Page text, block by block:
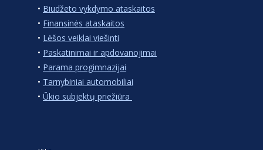
• Biudžeto vykdymo ataskaitos
• Finansinės ataskaitos
• Lėšos veiklai viešinti
• Paskatinimai ir apdovanojimai
• Parama progimnazijai
• Tarnybiniai automobiliai
• Ūkio subjektų priežiūra